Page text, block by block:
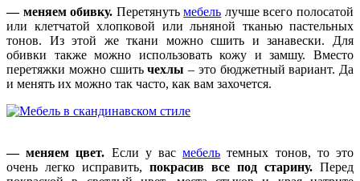
— меняем обивку. Перетянутьмебель лучше всего полосатой
или клетчатой хлопковой или льняной тканью пастельных
тонов. Из этой же ткани можно сшить и занавески. Для
обивки также можно использовать кожу и замшу. Вместо
перетяжки можно сшитьчехлы – это бюджетный вариант. Да
и менять их можно так часто, как вам захочется.
— меняем цвет. Если у васмебель темных тонов, то это
очень легко исправить, покрасив все под старину. Перед